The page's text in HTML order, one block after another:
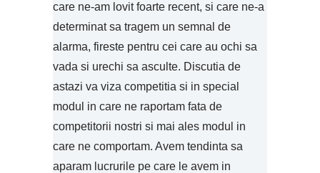
care ne-am lovit foarte recent, si care ne-a
determinat sa tragem un semnal de
alarma, fireste pentru cei care au ochi sa
vada si urechi sa asculte. Discutia de
astazi va viza competitia si in special
modul in care ne raportam fata de
competitorii nostri si mai ales modul in
care ne comportam. Avem tendinta sa
aparam lucrurile pe care le avem in